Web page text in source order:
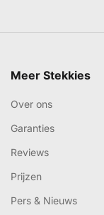
Meer Stekkies
Over ons
Garanties
Reviews
Prijzen
Pers & Nieuws